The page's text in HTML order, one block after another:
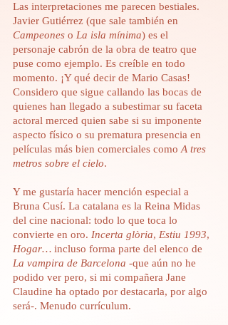
Las interpretaciones me parecen bestiales.
Javier Gutiérrez (que sale también en
Campeones o La isla mínima) es el
personaje cabrón de la obra de teatro que
puse como ejemplo. Es creíble en todo
momento. ¡Y qué decir de Mario Casas!
Considero que sigue callando las bocas de
quienes han llegado a subestimar su faceta
actoral merced quien sabe si su imponente
aspecto físico o su prematura presencia en
películas más bien comerciales como A tres
metros sobre el cielo.
Y me gustaría hacer mención especial a
Bruna Cusí. La catalana es la Reina Midas
del cine nacional: todo lo que toca lo
convierte en oro. Incerta glòria, Estiu 1993,
Hogar… incluso forma parte del elenco de
La vampira de Barcelona -que aún no he
podido ver pero, si mi compañera Jane
Claudine ha optado por destacarla, por algo
será-. Menudo currículum.